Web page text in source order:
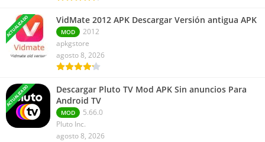
ACTUALIZADO VidMate 2012 APK Descargar Versión antigua APK
MOD
2012
apkgstore
agosto 8, 2026
ACTUALIZADO
Descargar Pluto TV Mod APK Sin anuncios Para
Android TV
MOD
5.66.0
Pluto Inc.
agosto 8, 2026